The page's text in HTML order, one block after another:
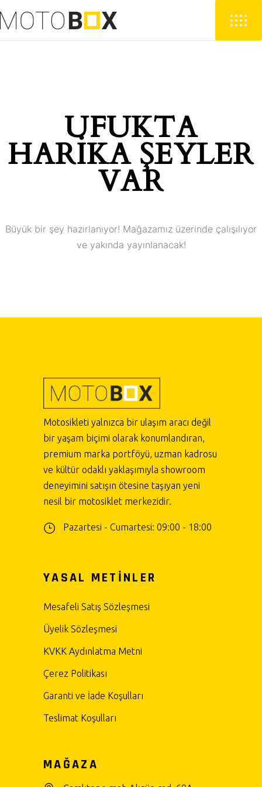
UFUKTA
HARIKA ŞEYLER
VAR
Büyük bir şey hazırlanıyor! Mağazamız üzerinde çalışılıyor
ve yakında yayınlanacak!
Motosikleti yalnızca bir ulaşım aracı değil
bir yaşam biçimi olarak konumlandıran,
premium marka portföyü, uzman kadrosu
ve kültür odaklı yaklaşımıyla showroom
deneyimini satışın ötesine taşıyan yeni
nesil bir motosiklet merkezidir.
Pazartesi - Cumartesi: 09:00 - 18:00
YASAL METİNLER
Mesafeli Satış Sözleşmesi
Üyelik Sözleşmesi
KVKK Aydınlatma Metni
Çerez Politikası
Garanti ve İade Koşulları
Teslimat Koşulları
MAĞAZA